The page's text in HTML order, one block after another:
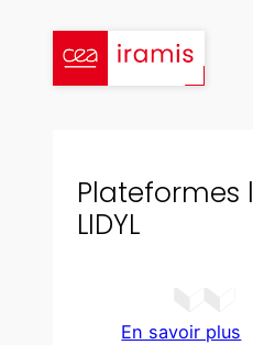
contenu
Plateformes
LIDYL
En savoir plus